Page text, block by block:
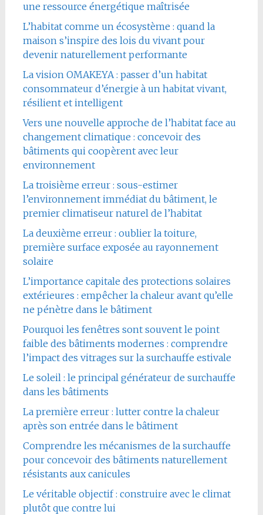
une ressource énergétique maîtrisée
L’habitat comme un écosystème : quand la
maison s’inspire des lois du vivant pour
devenir naturellement performante
La vision OMAKEYA : passer d’un habitat
consommateur d’énergie à un habitat vivant,
résilient et intelligent
Vers une nouvelle approche de l’habitat face au
changement climatique : concevoir des
bâtiments qui coopèrent avec leur
environnement
La troisième erreur : sous-estimer
l’environnement immédiat du bâtiment, le
premier climatiseur naturel de l’habitat
La deuxième erreur : oublier la toiture,
première surface exposée au rayonnement
solaire
L’importance capitale des protections solaires
extérieures : empêcher la chaleur avant qu’elle
ne pénètre dans le bâtiment
Pourquoi les fenêtres sont souvent le point
faible des bâtiments modernes : comprendre
l’impact des vitrages sur la surchauffe estivale
Le soleil : le principal générateur de surchauffe
dans les bâtiments
La première erreur : lutter contre la chaleur
après son entrée dans le bâtiment
Comprendre les mécanismes de la surchauffe
pour concevoir des bâtiments naturellement
résistants aux canicules
Le véritable objectif : construire avec le climat
plutôt que contre lui